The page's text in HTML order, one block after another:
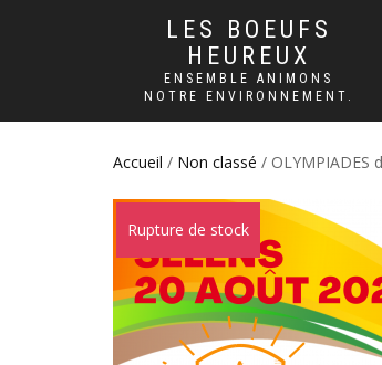
LES BOEUFS
HEUREUX
ENSEMBLE ANIMONS
NOTRE ENVIRONNEMENT.
Accueil / Non classé / OLYMPIADES
Rupture de stock